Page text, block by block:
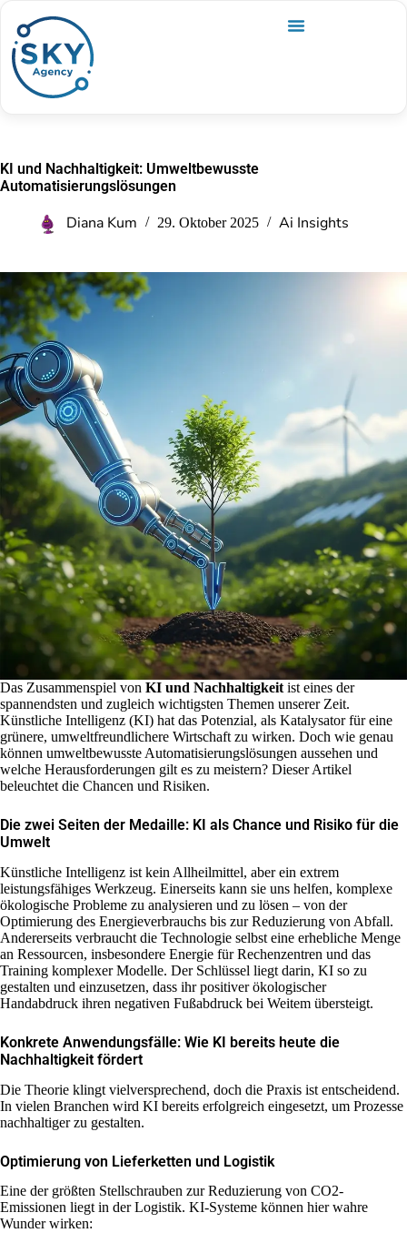
KI und Nachhaltigkeit: Umweltbewusste
Automatisierungslösungen
Diana Kum 29. Oktober 2025 Ai Insights
Das Zusammenspiel von KI und Nachhaltigkeit ist eines der
spannendsten und zugleich wichtigsten Themen unserer Zeit.
Künstliche Intelligenz (KI) hat das Potenzial, als Katalysator für eine
grünere, umweltfreundlichere Wirtschaft zu wirken. Doch wie genau
können umweltbewusste Automatisierungslösungen aussehen und
welche Herausforderungen gilt es zu meistern? Dieser Artikel
beleuchtet die Chancen und Risiken.
Die zwei Seiten der Medaille: KI als Chance und Risiko für die
Umwelt
Künstliche Intelligenz ist kein Allheilmittel, aber ein extrem
leistungsfähiges Werkzeug. Einerseits kann sie uns helfen, komplexe
ökologische Probleme zu analysieren und zu lösen – von der
Optimierung des Energieverbrauchs bis zur Reduzierung von Abfall.
Andererseits verbraucht die Technologie selbst eine erhebliche Menge
an Ressourcen, insbesondere Energie für Rechenzentren und das
Training komplexer Modelle. Der Schlüssel liegt darin, KI so zu
gestalten und einzusetzen, dass ihr positiver ökologischer
Handabdruck ihren negativen Fußabdruck bei Weitem übersteigt.
Konkrete Anwendungsfälle: Wie KI bereits heute die
Nachhaltigkeit fördert
Die Theorie klingt vielversprechend, doch die Praxis ist entscheidend.
In vielen Branchen wird KI bereits erfolgreich eingesetzt, um Prozesse
nachhaltiger zu gestalten.
Optimierung von Lieferketten und Logistik
Eine der größten Stellschrauben zur Reduzierung von CO2-
Emissionen liegt in der Logistik. KI-Systeme können hier wahre
Wunder wirken: